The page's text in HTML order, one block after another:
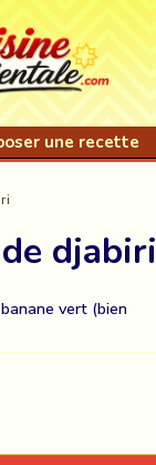
une recette
djabiri
vert (bien